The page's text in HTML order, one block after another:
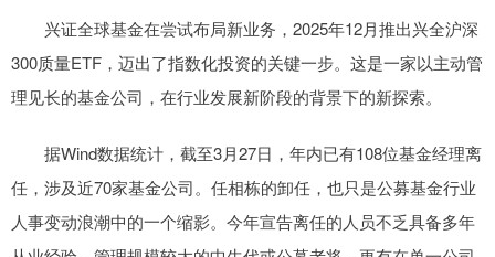
兴证全球基金在尝试布局新业务，2025年12月推出兴全沪深
300质量ETF，迈出了指数化投资的关键一步。这是一家以主动管
理见长的基金公司，在行业发展新阶段的背景下的新探索。
据Wind数据统计，截至3月27日，年内已有108位基金经理离
任，涉及近70家基金公司。任相栋的卸任，也只是公募基金行业
人事变动浪潮中的一个缩影。今年宣告离任的人员不乏具备多年